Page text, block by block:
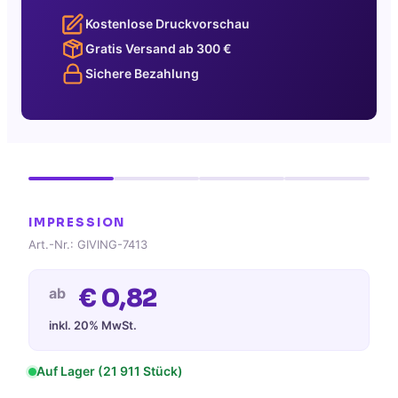
Kostenlose Druckvorschau
Gratis Versand ab 300€
Sichere Bezahlung
IMPRESSION
Art.-Nr.: GIVING-7413
ab € 0,82
inkl. 20% MwSt.
Auf Lager (21 911 Stück)